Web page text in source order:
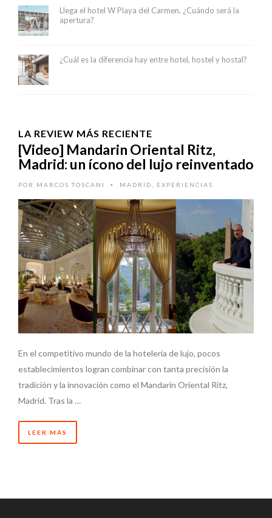
Llega el hotel W Playa del Carmen. ¿Cuándo será la
apertura?
¿Cuál es la diferencia hay entre hotel, hostel y hostal?
LA REVIEW MÁS RECIENTE
[Video] Mandarin Oriental Ritz,
Madrid: un ícono del lujo reinventado
POR MARCOS TOSCANI • MADRID EXPERIENCIAS
En el competitivo mundo de la hotelería de lujo, pocos
establecimientos logran combinar con tanta precisión la
tradición y la innovación como el Mandarin Oriental Ritz,
Madrid. Tras la …
LEER MÁS